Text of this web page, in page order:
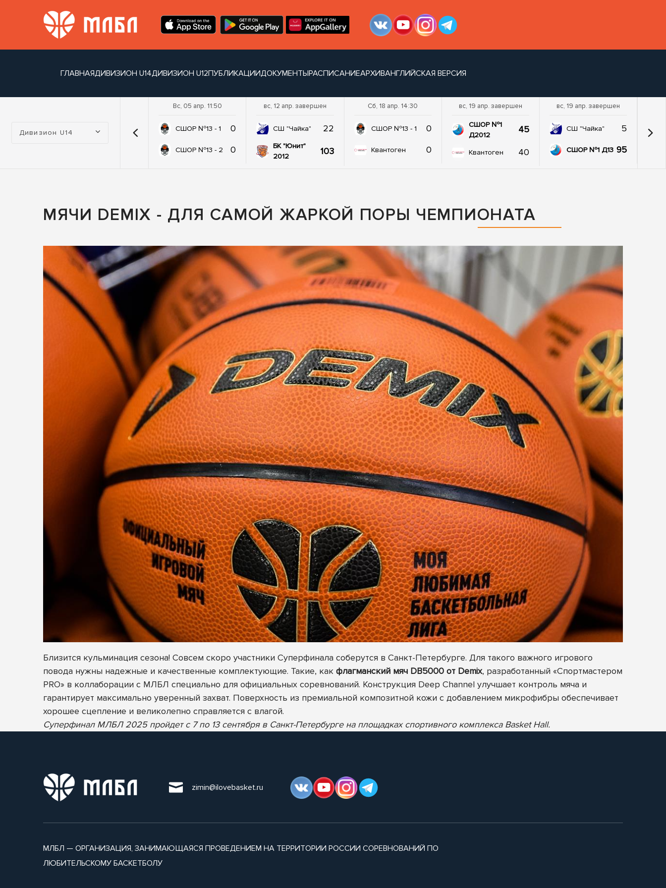
ГЛАВНАЯДИВИЗИОН U14ДИВИЗИОН U12ПУБЛИКАЦИИДОКУМЕНТЫРАСПИСАНИЕАРХИВАНГЛИЙСКАЯ ВЕРСИЯ
Турнир:
Дивизион U14
Вс, 05 апр. 11:50
СШОР №13 - 1 0
СШОР №13 - 2 0
вс, 12 апр. завершен
СШ "Чайка" 22
БК "Юнит"
2012
103
Сб, 18 апр. 14:30
СШОР №13 - 1 0
Квантоген 0
вс, 19 апр. завершен
СШОР №1
Д2012
45
Квантоген 40
вс, 19 апр. завершен
СШ "Чайка" 5
СШОР №1 Д13 95
МЯЧИ DEMIX - ДЛЯ САМОЙ ЖАРКОЙ ПОРЫ ЧЕМПИОНАТА
Близится кульминация сезона! Совсем скоро участники Суперфинала соберутся в Санкт-Петербурге. Для такого важного игрового
повода нужны надежные и качественные комплектующие. Такие, как флагманский мяч DB5000 от Demix, разработанный «Спортмастером
PRO» в коллаборации с МЛБЛ специально для официальных соревнований. Конструкция Deep Channel улучшает контроль мяча и
гарантирует максимально уверенный захват. Поверхность из премиальной композитной кожи с добавлением микрофибры обеспечивает
хорошее сцепление и великолепно справляется с влагой.
Суперфинал МЛБЛ 2025 пройдет с 7 по 13 сентября в Санкт-Петербурге на площадках спортивного комплекса Basket Hall.
zimin@ilovebasket.ru
МЛБЛ — ОРГАНИЗАЦИЯ, ЗАНИМАЮЩАЯСЯ ПРОВЕДЕНИЕМ НА ТЕРРИТОРИИ РОССИИ СОРЕВНОВАНИЙ ПО
ЛЮБИТЕЛЬСКОМУ БАСКЕТБОЛУ